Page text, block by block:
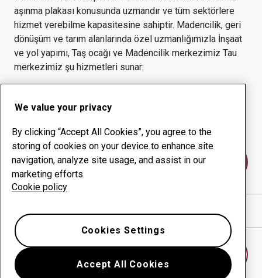
aşınma plakası konusunda uzmandır ve tüm sektörlere
hizmet verebilme kapasitesine sahiptir. Madencilik, geri
dönüşüm ve tarım alanlarında özel uzmanlığımızla İnşaat
ve yol yapımı, Taş ocağı ve Madencilik merkezimiz Tau
merkezimiz şu hizmetleri sunar:
ürünler
Çalışma süresi yönetimi Kurum içi üretim
Bize ulaşın
We value your privacy
By clicking “Accept All Cookies”, you agree to the
storing of cookies on your device to enhance site
navigation, analyze site usage, and assist in our
marketing efforts.
Cookie policy
Accept All Cookies
Cookies Settings